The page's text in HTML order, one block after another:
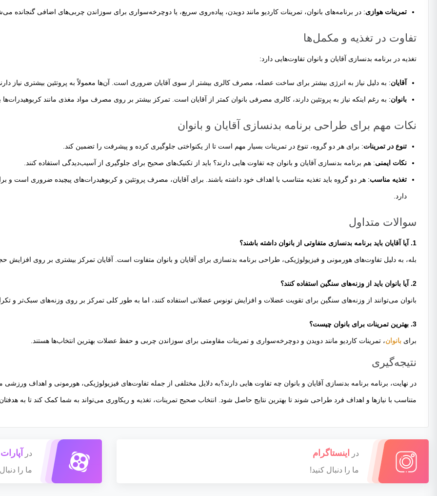
تمرینات هوازی: در برنامه‌های بانوان، تمرینات کاردیو مانند دویدن، پیاده‌روی سریع، یا دوچرخه‌سواری برای سوزاندن چربی‌های اضافی گنجانده
تفاوت در تغذیه و مکمل‌ها
تغذیه در برنامه بدنسازی آقایان و بانوان تفاوت‌هایی دارد:
آقایان: به دلیل نیاز به انرژی بیشتر برای ساخت عضله، مصرف کالری بیشتر از سوی آقایان ضروری است. آن‌ها معمولاً به پروتئین بیشتری نیاز
بانوان: به رغم اینکه نیاز به پروتئین دارند، کالری مصرفی بانوان کمتر از آقایان است. تمرکز بیشتر بر روی مصرف مواد مغذی مانند
نکات مهم برای طراحی برنامه بدنسازی آقایان و بانوان
تنوع در تمرینات: برای هر دو گروه، تنوع در تمرینات بسیار مهم است تا از یکنواختی جلوگیری کرده و پیشرفت را تضمین کند.
نکات ایمنی: هم برنامه بدنسازی آقایان و بانوان چه تفاوت هایی دارند؟ باید از تکنیک‌های صحیح برای جلوگیری از آسیب‌دیدگی استفاده کنند.
تغذیه مناسب: هر دو گروه باید تغذیه متناسب با اهداف خود داشته باشند. برای آقایان، مصرف پروتئین و کربوهیدرات‌های پیچیده ضروری
دارد.
سوالات متداول
1. آیا آقایان باید برنامه بدنسازی متفاوتی از بانوان داشته باشند؟
بله، به دلیل تفاوت‌های هورمونی و فیزیولوژیکی، طراحی برنامه بدنسازی برای آقایان و بانوان متفاوت است. آقایان تمرکز بیشتری بر روی افزایش
2. آیا بانوان باید از وزنه‌های سنگین استفاده کنند؟
بانوان می‌توانند از وزنه‌های سنگین برای تقویت عضلات و افزایش تونوس عضلانی استفاده کنند، اما به طور کلی تمرکز بر روی وزنه‌های سبک‌تر و
3. بهترین تمرینات برای بانوان چیست؟
برای بانوان، تمرینات کاردیو مانند دویدن و دوچرخه‌سواری و تمرینات مقاومتی برای سوزاندن چربی و حفظ عضلات بهترین انتخاب‌ها هستند.
نتیجه‌گیری
در نهایت، برنامه برنامه بدنسازی آقایان و بانوان چه تفاوت هایی دارند؟به دلایل مختلفی از جمله تفاوت‌های فیزیولوژیکی، هورمونی و اهداف
متناسب با نیازها و اهداف فرد طراحی شوند تا بهترین نتایج حاصل شود. انتخاب صحیح تمرینات، تغذیه و ریکاوری می‌تواند به شما کمک کند تا به
در اینستاگرام
ما را دنبال کنید!
در آپارات
ما را